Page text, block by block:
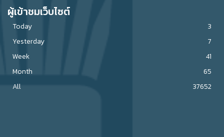
ผู้เข้าชมเว็บไซต์
Today
3
Yesterday
7
Week
41
Month
65
All
37652